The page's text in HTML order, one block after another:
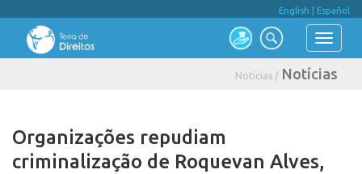
English Español
Notícias / Notícias
Organizações repudiam
criminalização de Roquevan Alves,